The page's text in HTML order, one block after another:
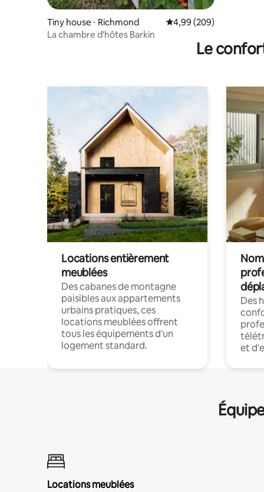
Tiny house ⋅ Richmond Évaluation moyenne
4,99 (209)
La chambre d'hôtes Barkin
Le
Locations entièrement
meublées
Des cabanes de montagne
paisibles aux appartements
urbains pratiques, ces
locations meublées offrent
tous les équipements d'un
logement standard.
Des
et
Locations meublées